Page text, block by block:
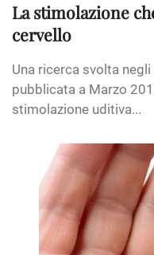
La stimolazione
cervello
Una ricerca svolta
pubblicata a Marzo
stimolazione uditiva...